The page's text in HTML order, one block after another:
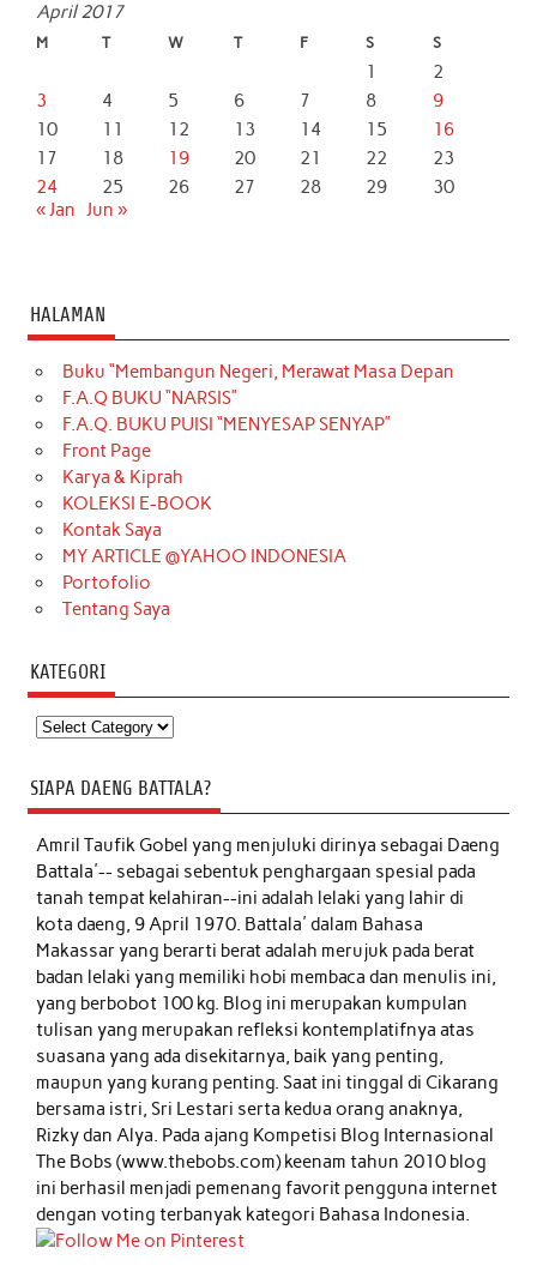
April 2017
M T W T F S S
1
2
3
4 5 6 7 8
9
10
11 12 13 14 15
16
17
18 19 20 21 22
23
24
25 26 27 28 29
30
« Jan Jun »
HALAMAN
Buku “Membangun Negeri, Merawat Masa Depan
F.A.Q BUKU “NARSIS”
F.A.Q. BUKU PUISI “MENYESAP SENYAP”
Front Page
Karya & Kiprah
KOLEKSI E-BOOK
Kontak Saya
MY ARTICLE @YAHOO INDONESIA
Portofolio
Tentang Saya
KATEGORI
Kategori
SIAPA DAENG BATTALA?
Amril Taufik Gobelyang menjuluki dirinya sebagai Daeng
Battala'-- sebagai sebentuk penghargaan spesial pada
tanah tempat kelahiran--ini adalah lelaki yang lahir di
kota daeng, 9 April 1970. Battala' dalam Bahasa
Makassar yang berarti berat adalah merujuk pada berat
badan lelaki yang memiliki hobi membaca dan menulis ini,
yang berbobot 100 kg. Blog ini merupakan kumpulan
tulisan yang merupakan refleksi kontemplatifnya atas
suasana yang ada disekitarnya, baik yang penting,
maupun yang kurang penting. Saat ini tinggal di Cikarang
bersama istri, Sri Lestari serta kedua orang anaknya,
Rizky dan Alya. Pada ajang Kompetisi Blog Internasional
The Bobs (www.thebobs.com) keenam tahun 2010 blog
ini berhasil menjadi pemenang favorit pengguna internet
dengan voting terbanyak kategori Bahasa Indonesia.